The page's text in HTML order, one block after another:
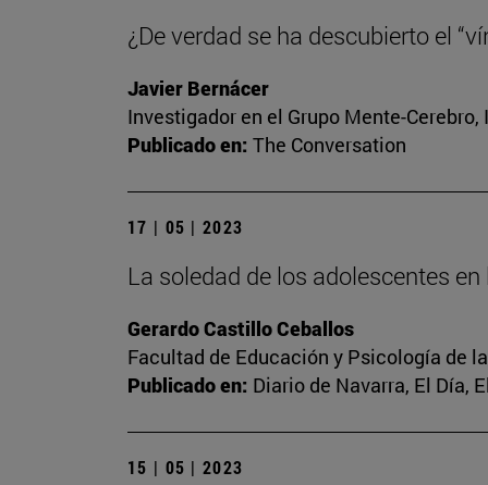
¿De verdad se ha descubierto el
Javier Bernácer
Investigador en el Grupo Mente-
Publicado en: The Conversation
17 | 05 | 2023
La soledad de los adolescentes
Gerardo Castillo Ceballos
Facultad de Educación y Psicología de
Publicado en: Diario de Navarra, El Día,
15 | 05 | 2023